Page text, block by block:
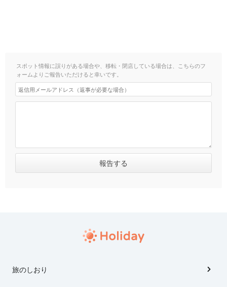
スポット情報に誤りがある場合や、移転・閉店している場合は、こちらのフ
ォームよりご報告いただけると幸いです。
旅のしおり